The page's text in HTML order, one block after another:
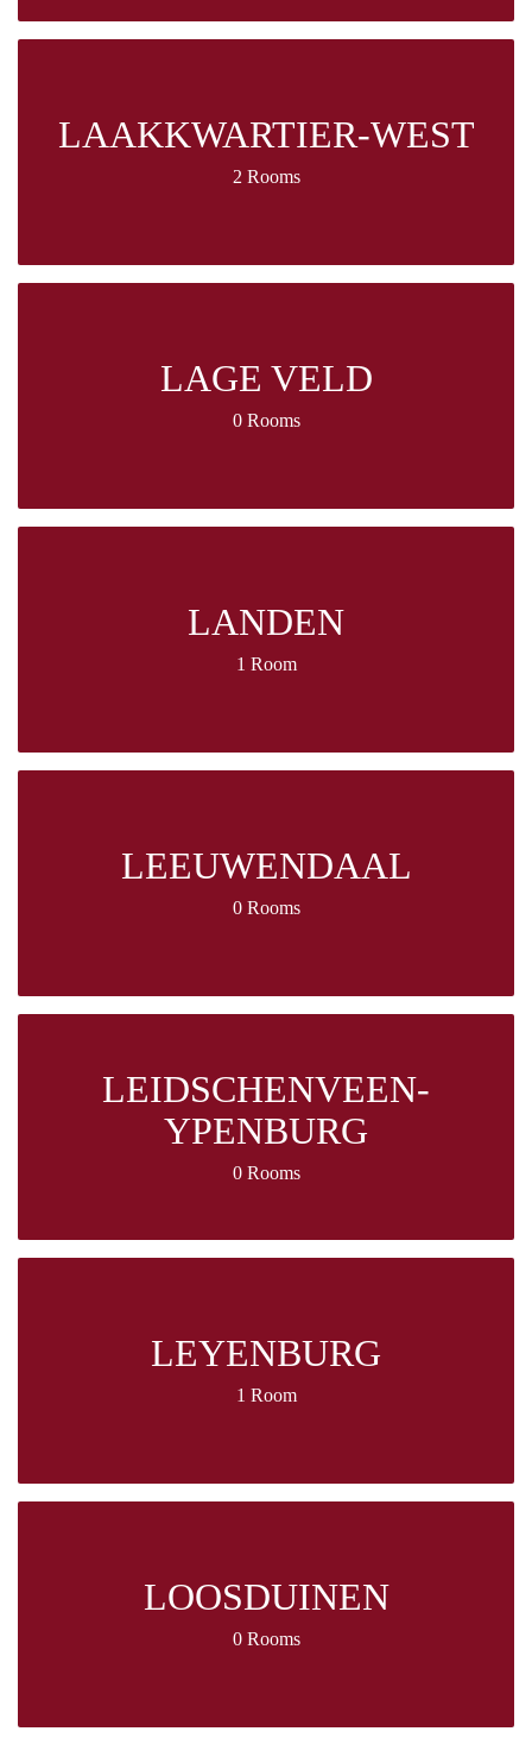
LAAKKWARTIER-WEST
2 Rooms
LAGE VELD
0 Rooms
LANDEN
1 Room
LEEUWENDAAL
0 Rooms
LEIDSCHENVEEN-
YPENBURG
0 Rooms
LEYENBURG
1 Room
LOOSDUINEN
0 Rooms